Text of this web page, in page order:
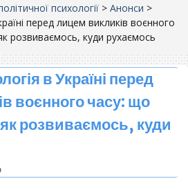
психології > Анонси >
перед лицем викликів воєнного
розвиваємось, куди рухаємось
в Україні перед
воєнного часу: що
розвиваємось, куди